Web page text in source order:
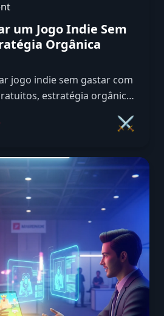
um Jogo Indie Sem
Orgânica
jogo indie sem gastar com
estratégia orgânica,
⚔️